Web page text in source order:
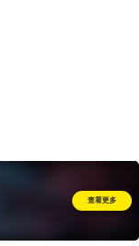
查看更多